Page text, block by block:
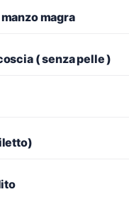
magra
( senza pelle )